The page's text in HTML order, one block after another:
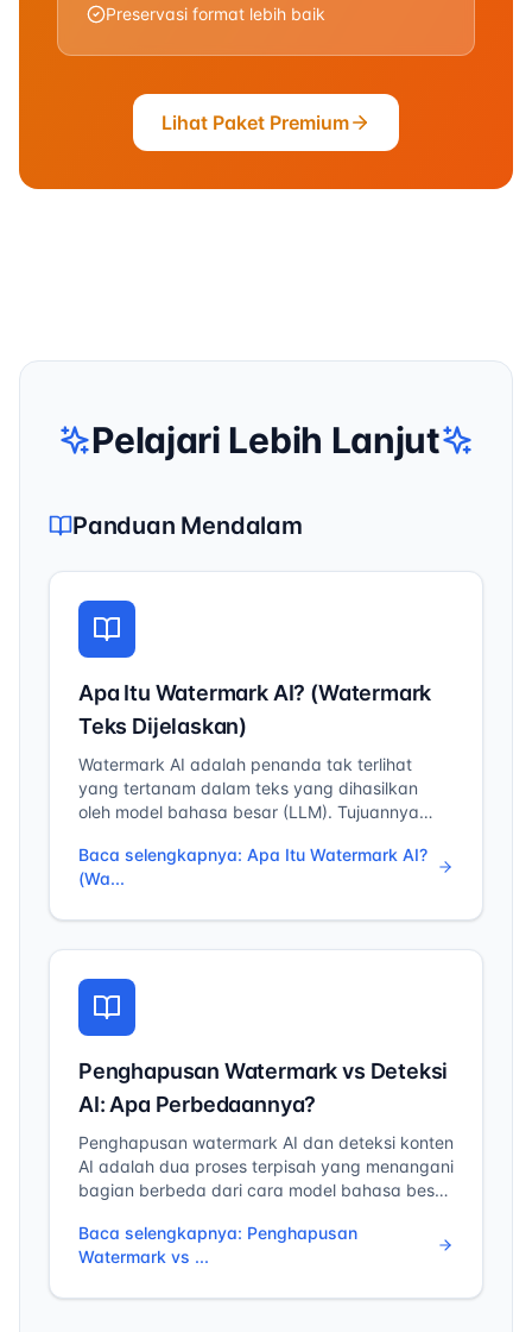
Preservasi format lebih baik
Lihat Paket Premium
Pelajari Lebih Lanjut
Panduan Mendalam
Apa Itu Watermark AI? (Watermark
Teks Dijelaskan)
Watermark AI adalah penanda tak terlihat
yang tertanam dalam teks yang dihasilkan
oleh model bahasa besar (LLM). Tujuannya
teks diproduksi oleh sistem AI daripada ditulis
oleh manusia.
Baca selengkapnya: Apa Itu Watermark AI?
(Wa...
Penghapusan Watermark vs Deteksi
AI: Apa Perbedaannya?
Penghapusan watermark AI dan deteksi konten
AI adalah dua proses terpisah yang menangani
bagian berbeda dari cara model bahasa besar
Baca selengkapnya: Penghapusan
Watermark vs ...